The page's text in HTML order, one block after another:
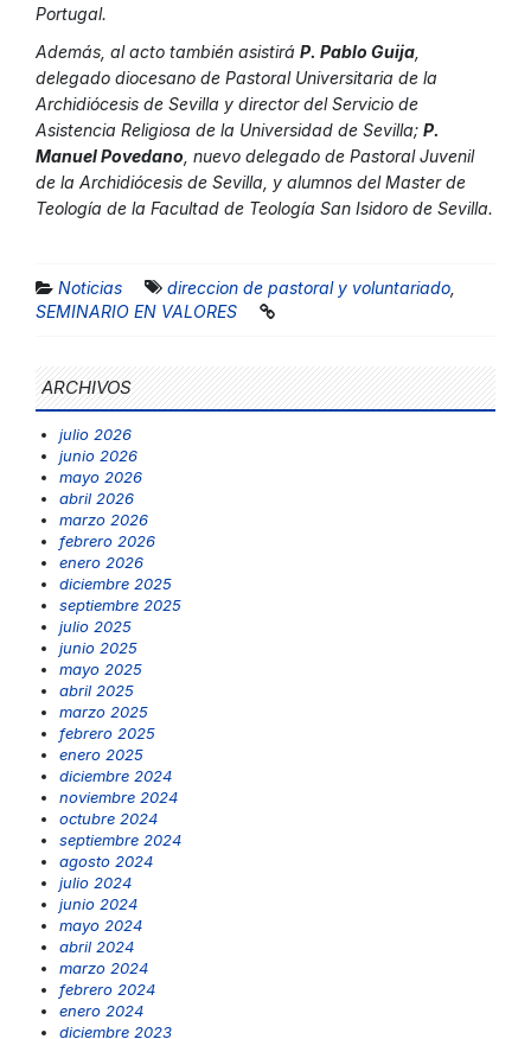
Portugal.
Además, al acto también asistirá P. Pablo Guija
delegado diocesano de Pastoral Universitaria de la
Archidiócesis de Sevilla y director del Servicio de
Asistencia Religiosa de la Universidad de Sevilla; P.
Manuel Povedano , nuevo delegado de Pastoral Juvenil
de la Archidiócesis de Sevilla, y alumnos del Master de
Teología de la Facultad de Teología San Isidoro de Sevilla.
Noticias direccion de pastoral y voluntariado
SEMINARIO EN VALORES
ARCHIVOS
julio 2026
junio 2026
mayo 2026
abril 2026
marzo 2026
febrero 2026
enero 2026
diciembre 2025
septiembre 2025
julio 2025
junio 2025
mayo 2025
abril 2025
marzo 2025
febrero 2025
enero 2025
diciembre 2024
noviembre 2024
octubre 2024
septiembre 2024
agosto 2024
julio 2024
junio 2024
mayo 2024
abril 2024
marzo 2024
febrero 2024
enero 2024
diciembre 2023